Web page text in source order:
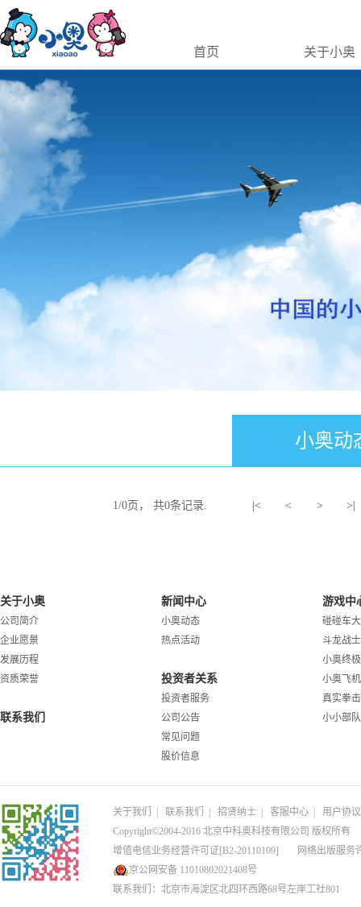
首页 关于小奥
小奥动
1 /0页， 共0条记录. |< < > >|
关于小奥
公司简介
企业愿景
发展历程
资质荣誉
联系我们
新闻中心
小奥动态
热点活动
投资者关系
投资者服务
公司公告
常见问题
股价信息
游戏中
碰碰车
斗龙战
小奥终
小奥飞
真实拳击
小小部
关于我们 | 联系我们 | 招贤纳士 | 客服中心 | 用户协议
Copyright©2004-2016 北京中科奥科技有限公司 版权所有
增值电信业务经营许可证[B2-20110109]
网络出版服务
京公网安备 11010802021408号
联系我们：北京市海淀区北四环西路68号左岸工社801